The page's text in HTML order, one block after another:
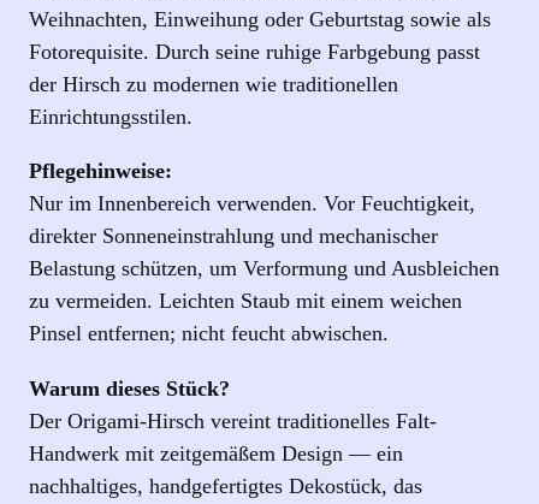
Weihnachten, Einweihung oder Geburtstag sowie als
Fotorequisite. Durch seine ruhige Farbgebung passt
der Hirsch zu modernen wie traditionellen
Einrichtungsstilen.
Pflegehinweise:
Nur im Innenbereich verwenden. Vor Feuchtigkeit,
direkter Sonneneinstrahlung und mechanischer
Belastung schützen, um Verformung und Ausbleichen
zu vermeiden. Leichten Staub mit einem weichen
Pinsel entfernen; nicht feucht abwischen.
Warum dieses Stück?
Der Origami‑Hirsch vereint traditionelles Falt-
Handwerk mit zeitgemäßem Design — ein
nachhaltiges, handgefertigtes Dekostück, das